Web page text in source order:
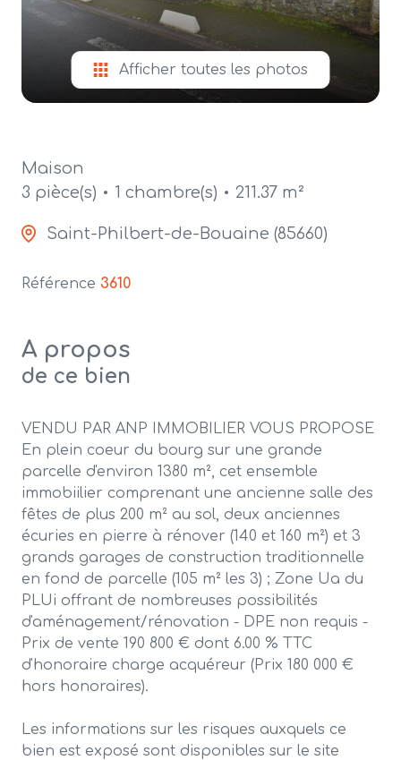
Afficher toutes les photos
Maison
3 pièce(s)
1 chambre(s) 211.37 m²
Saint-Philbert-de-Bouaine (85660)
Référence 3610
A propos
de ce bien
VENDU PAR ANP IMMOBILIER VOUS PROPOSE
En plein coeur du bourg sur une grande
parcelle d'environ 1380 m², cet ensemble
immobiilier comprenant une ancienne salle des
fêtes de plus 200 m² au sol, deux anciennes
écuries en pierre à rénover (140 et 160 m²) et 3
grands garages de construction traditionnelle
en fond de parcelle (105 m² les 3) ; Zone Ua du
PLUi offrant de nombreuses possibilités
d'aménagement/rénovation - DPE non requis -
Prix de vente 190 800 € dont 6.00 % TTC
d'honoraire charge acquéreur (Prix 180 000 €
hors honoraires).
Les informations sur les risques auxquels ce
bien est exposé sont disponibles sur le site